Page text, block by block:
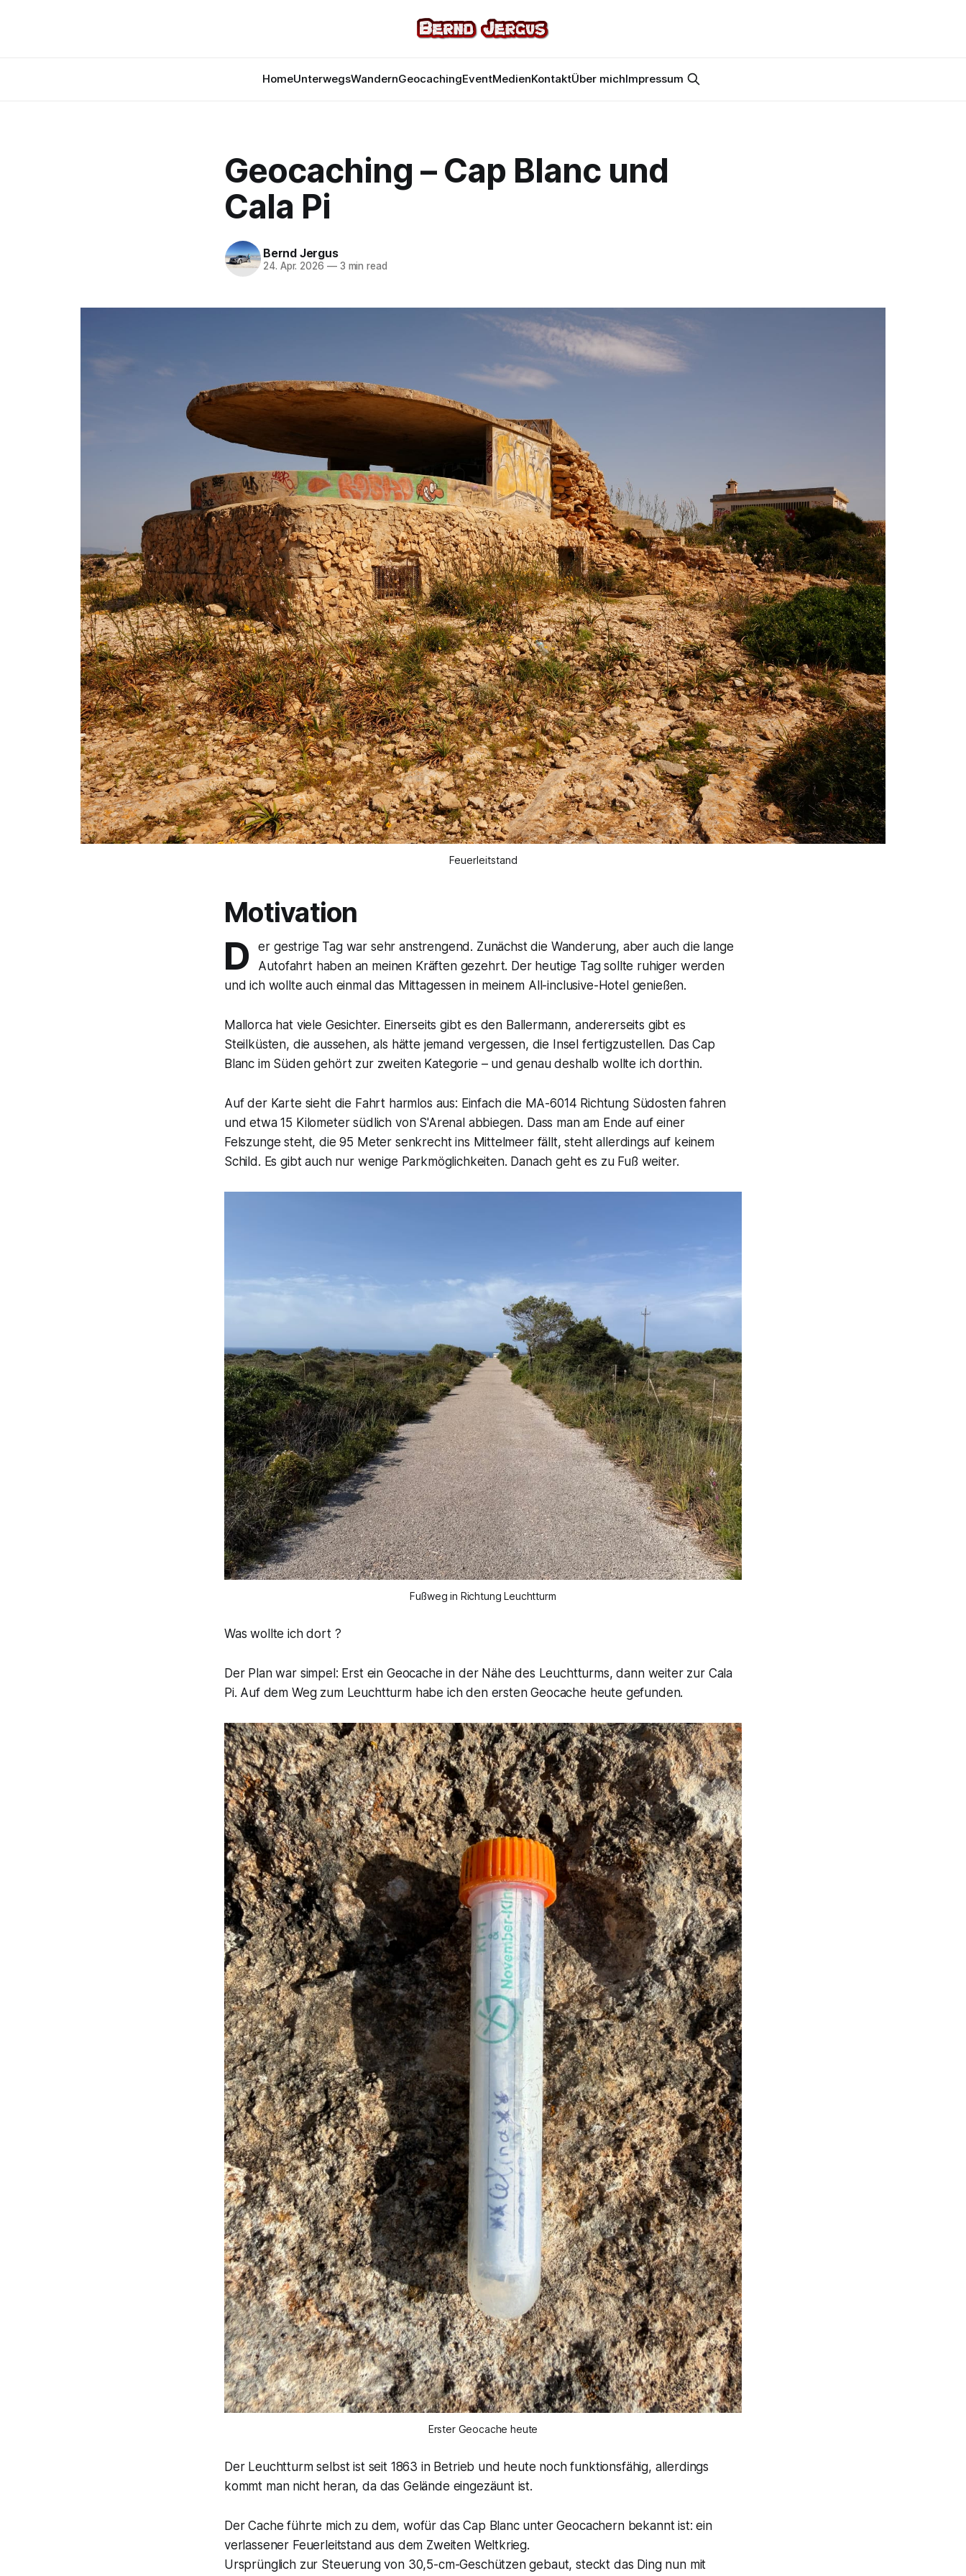
HomeUnterwegsWandernGeocachingEventMedienKontaktÜber michImpressum
Geocaching – Cap Blanc und
Cala Pi
Bernd Jergus
24. Apr. 2026 —3 min read
Feuerleitstand
Motivation
D
er gestrige Tag war sehr anstrengend. Zunächst die Wanderung, aber auch die lange
Autofahrt haben an meinen Kräften gezehrt. Der heutige Tag sollte ruhiger werden
und ich wollte auch einmal das Mittagessen in meinem All-inclusive-Hotel genießen.
Mallorca hat viele Gesichter. Einerseits gibt es den Ballermann, andererseits gibt es
Steilküsten, die aussehen, als hätte jemand vergessen, die Insel fertigzustellen. Das Cap
Blanc im Süden gehört zur zweiten Kategorie – und genau deshalb wollte ich dorthin.
Auf der Karte sieht die Fahrt harmlos aus: Einfach die MA-6014 Richtung Südosten fahren
und etwa 15 Kilometer südlich von S'Arenal abbiegen. Dass man am Ende auf einer
Felszunge steht, die 95 Meter senkrecht ins Mittelmeer fällt, steht allerdings auf keinem
Schild. Es gibt auch nur wenige Parkmöglichkeiten. Danach geht es zu Fuß weiter.
Fußweg in Richtung Leuchtturm
Was wollte ich dort ?
Der Plan war simpel: Erst ein Geocache in der Nähe des Leuchtturms, dann weiter zur Cala
Pi. Auf dem Weg zum Leuchtturm habe ich den ersten Geocache heute gefunden.
Erster Geocache heute
Der Leuchtturm selbst ist seit 1863 in Betrieb und heute noch funktionsfähig, allerdings
kommt man nicht heran, da das Gelände eingezäunt ist.
Der Cache führte mich zu dem, wofür das Cap Blanc unter Geocachern bekannt ist: ein
verlassener Feuerleitstand aus dem Zweiten Weltkrieg.
Ursprünglich zur Steuerung von 30,5-cm-Geschützen gebaut, steckt das Ding nun mit